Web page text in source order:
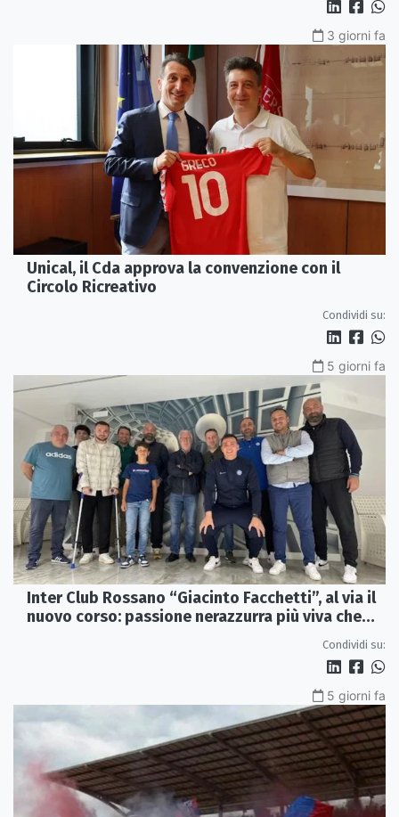
3 giorni fa
Unical, il Cda approva la convenzione con il
Circolo Ricreativo
Condividi su:
5 giorni fa
Inter Club Rossano “Giacinto Facchetti”, al via il
nuovo corso: passione nerazzurra più viva che
Condividi su:
5 giorni fa